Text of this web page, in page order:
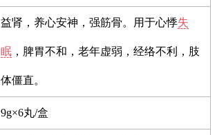
益肾，养心安神，强筋骨。用于心悸失
眠，脾胃不和，老年虚弱，经络不利，肢
体僵直。
9g×6丸/盒